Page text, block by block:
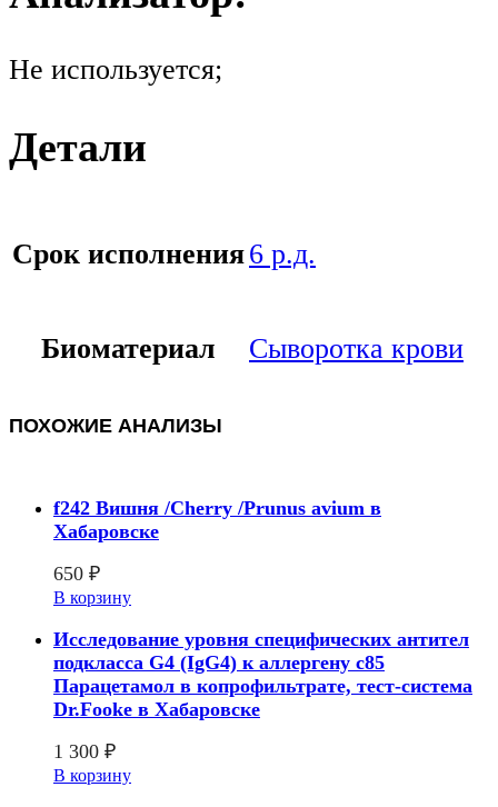
Не используется;
Детали
Срок исполнения6 р.д.
Биоматериал Сыворотка крови
ПОХОЖИЕ АНАЛИЗЫ
f242 Вишня /Cherry /Prunus avium в
Хабаровске
650 ₽
В корзину
Исследование уровня специфических антител
подкласса G4 (IgG4) к аллергену с85
Парацетамол в копрофильтрате, тест-система
Dr.Fooke в Хабаровске
1 300 ₽
В корзину